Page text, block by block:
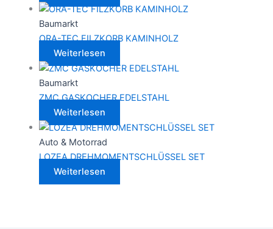
Baumarkt
ORA-TEC FILZKORB KAMINHOLZ
Weiterlesen
Baumarkt
ZMC GASKOCHER EDELSTAHL
Weiterlesen
Auto & Motorrad
LOZEA DREHMOMENTSCHLÜSSEL SET
Weiterlesen